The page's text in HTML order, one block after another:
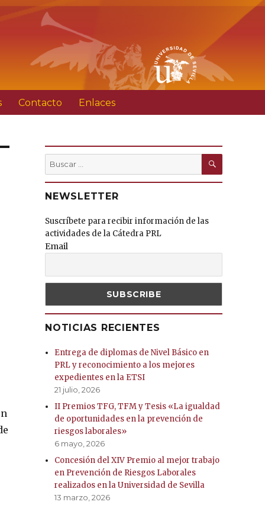
Contacto Enlaces
Buscar
por:
BUSCAR
NEWSLETTER
Suscríbete para recibir información de las
actividades de la Cátedra PRL
Email
NOTICIAS RECIENTES
Entrega de diplomas de Nivel Básico en
PRL y reconocimiento a los mejores
expedientes en la ETSI
21 julio, 2026
II Premios TFG, TFM y Tesis «La igualdad
de oportunidades en la prevención de
riesgos laborales»
6 mayo, 2026
Concesión del XIV Premio al mejor trabajo
en Prevención de Riesgos Laborales
realizados en la Universidad de Sevilla
13 marzo, 2026